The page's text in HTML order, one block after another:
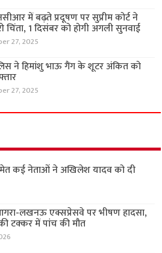
में बढ़ते प्रदूषण पर सुप्रीम कोर्ट ने
चिंता, 1 दिसंबर को होगी अगली सुनवाई
27, 2025
ने हिमांशु भाऊ गैंग के शूटर अंकित को
27, 2025
कई नेताओं ने अखिलेश यादव को दी
लखनऊ एक्सप्रेसवे पर भीषण हादसा,
टक्कर में पांच की मौत